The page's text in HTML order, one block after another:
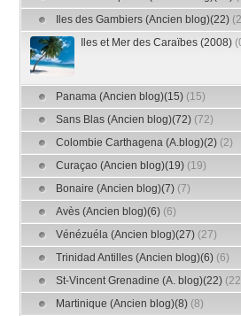
Iles des Gambiers (Ancien blog)(22)
Iles et Mer des Caraïbes (2008)
Panama (Ancien blog)(15) (15)
Sans Blas (Ancien blog)(72) (72)
Colombie Carthagena (A.blog)(2) (2)
Curaçao (Ancien blog)(19) (19)
Bonaire (Ancien blog)(7) (7)
Avès (Ancien blog)(6) (6)
Vénézuéla (Ancien blog)(27) (27)
Trinidad Antilles (Ancien blog)(6) (6)
St-Vincent Grenadine (A. blog)(22)
Martinique (Ancien blog)(8) (8)